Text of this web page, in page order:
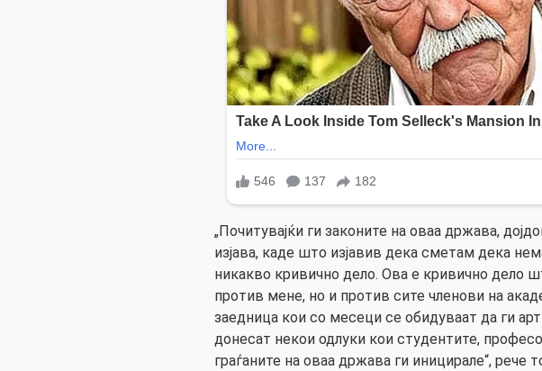
„Почитувајќи ги законите на оваа држава,
изјава, каде што изјавив дека сметам дека
никакво кривично дело. Ова е кривично дело
против мене, но и против сите членови на
заедница кои со месеци се обидуваат да ги
донесат некои одлуки кои студентите,
граѓаните на оваа држава ги иницирале“, рече